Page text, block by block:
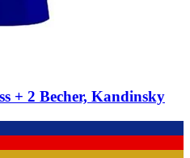
+ 2 Becher, Kandinsky